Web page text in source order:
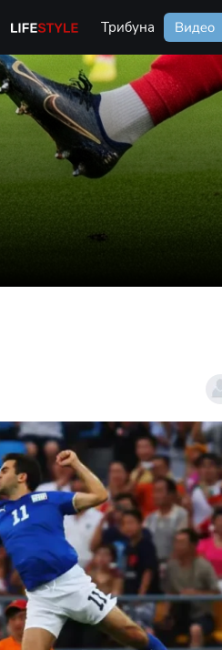
Life Style Трибуна Видео